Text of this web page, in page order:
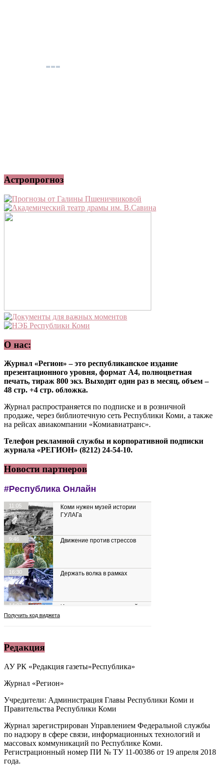
Астропрогноз
О нас:
Журнал «Регион» – это республиканское издание
презентационного уровня, формат А4, полноцветная
печать, тираж 800 экз. Выходит один раз в месяц, объем –
48 стр. +4 стр. обложка.
Журнал распространяется по подписке и в розничной
продаже, через библиотечную сеть Республики Коми, а также
на рейсах авиакомпании «Комиавиатранс».
Телефон рекламной службы и корпоративной подписки
журнала «РЕГИОН» (8212) 24-54-10.
Новости партнеров
Редакция
АУ РК «Редакция газеты»Республика»
Журнал «Регион»
Учредители: Администрация Главы Республики Коми и
Правительства Республики Коми
Журнал зарегистрирован Управлением Федеральной службы
по надзору в сфере связи, информационных технологий и
массовых коммуникаций по Республике Коми.
Регистрационный номер ПИ № ТУ 11-00386 от 19 апреля 2018
года.